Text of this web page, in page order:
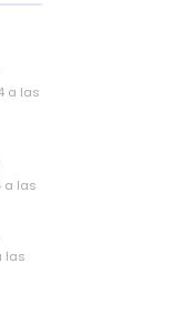
a las
a las
las